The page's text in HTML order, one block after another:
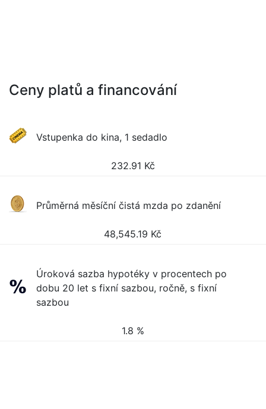
Ceny platů a financování
Vstupenka do kina, 1 sedadlo
232.91 Kč
Průměrná měsíční čistá mzda po zdanění
48,545.19 Kč
Úroková sazba hypotéky v procentech po
dobu 20 let s fixní sazbou, ročně, s fixní
sazbou
1.8 %